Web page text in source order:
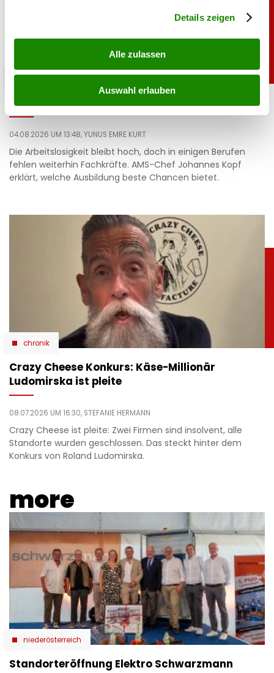
Details zeigen
Alle zulassen
Auswahl erlauben
Arbeitslosigkeit steigt: Das rät der AMS-Chef
04.08.2026 UM 13:48,YUNUS EMRE KURT
Die Arbeitslosigkeit bleibt hoch, doch in einigen Berufen
fehlen weiterhin Fachkräfte. AMS-Chef Johannes Kopf
erklärt, welche Ausbildung beste Chancen bietet.
chronik
Crazy Cheese Konkurs: Käse-Millionär
Ludomirska ist pleite
08.07.2026 UM 16:30, STEFANIE HERMANN
Crazy Cheese ist pleite: Zwei Firmen sind insolvent, alle
Standorte wurden geschlossen. Das steckt hinter dem
Konkurs von Roland Ludomirska.
more
niederösterreich
Standorteröffnung Elektro Schwarzmann